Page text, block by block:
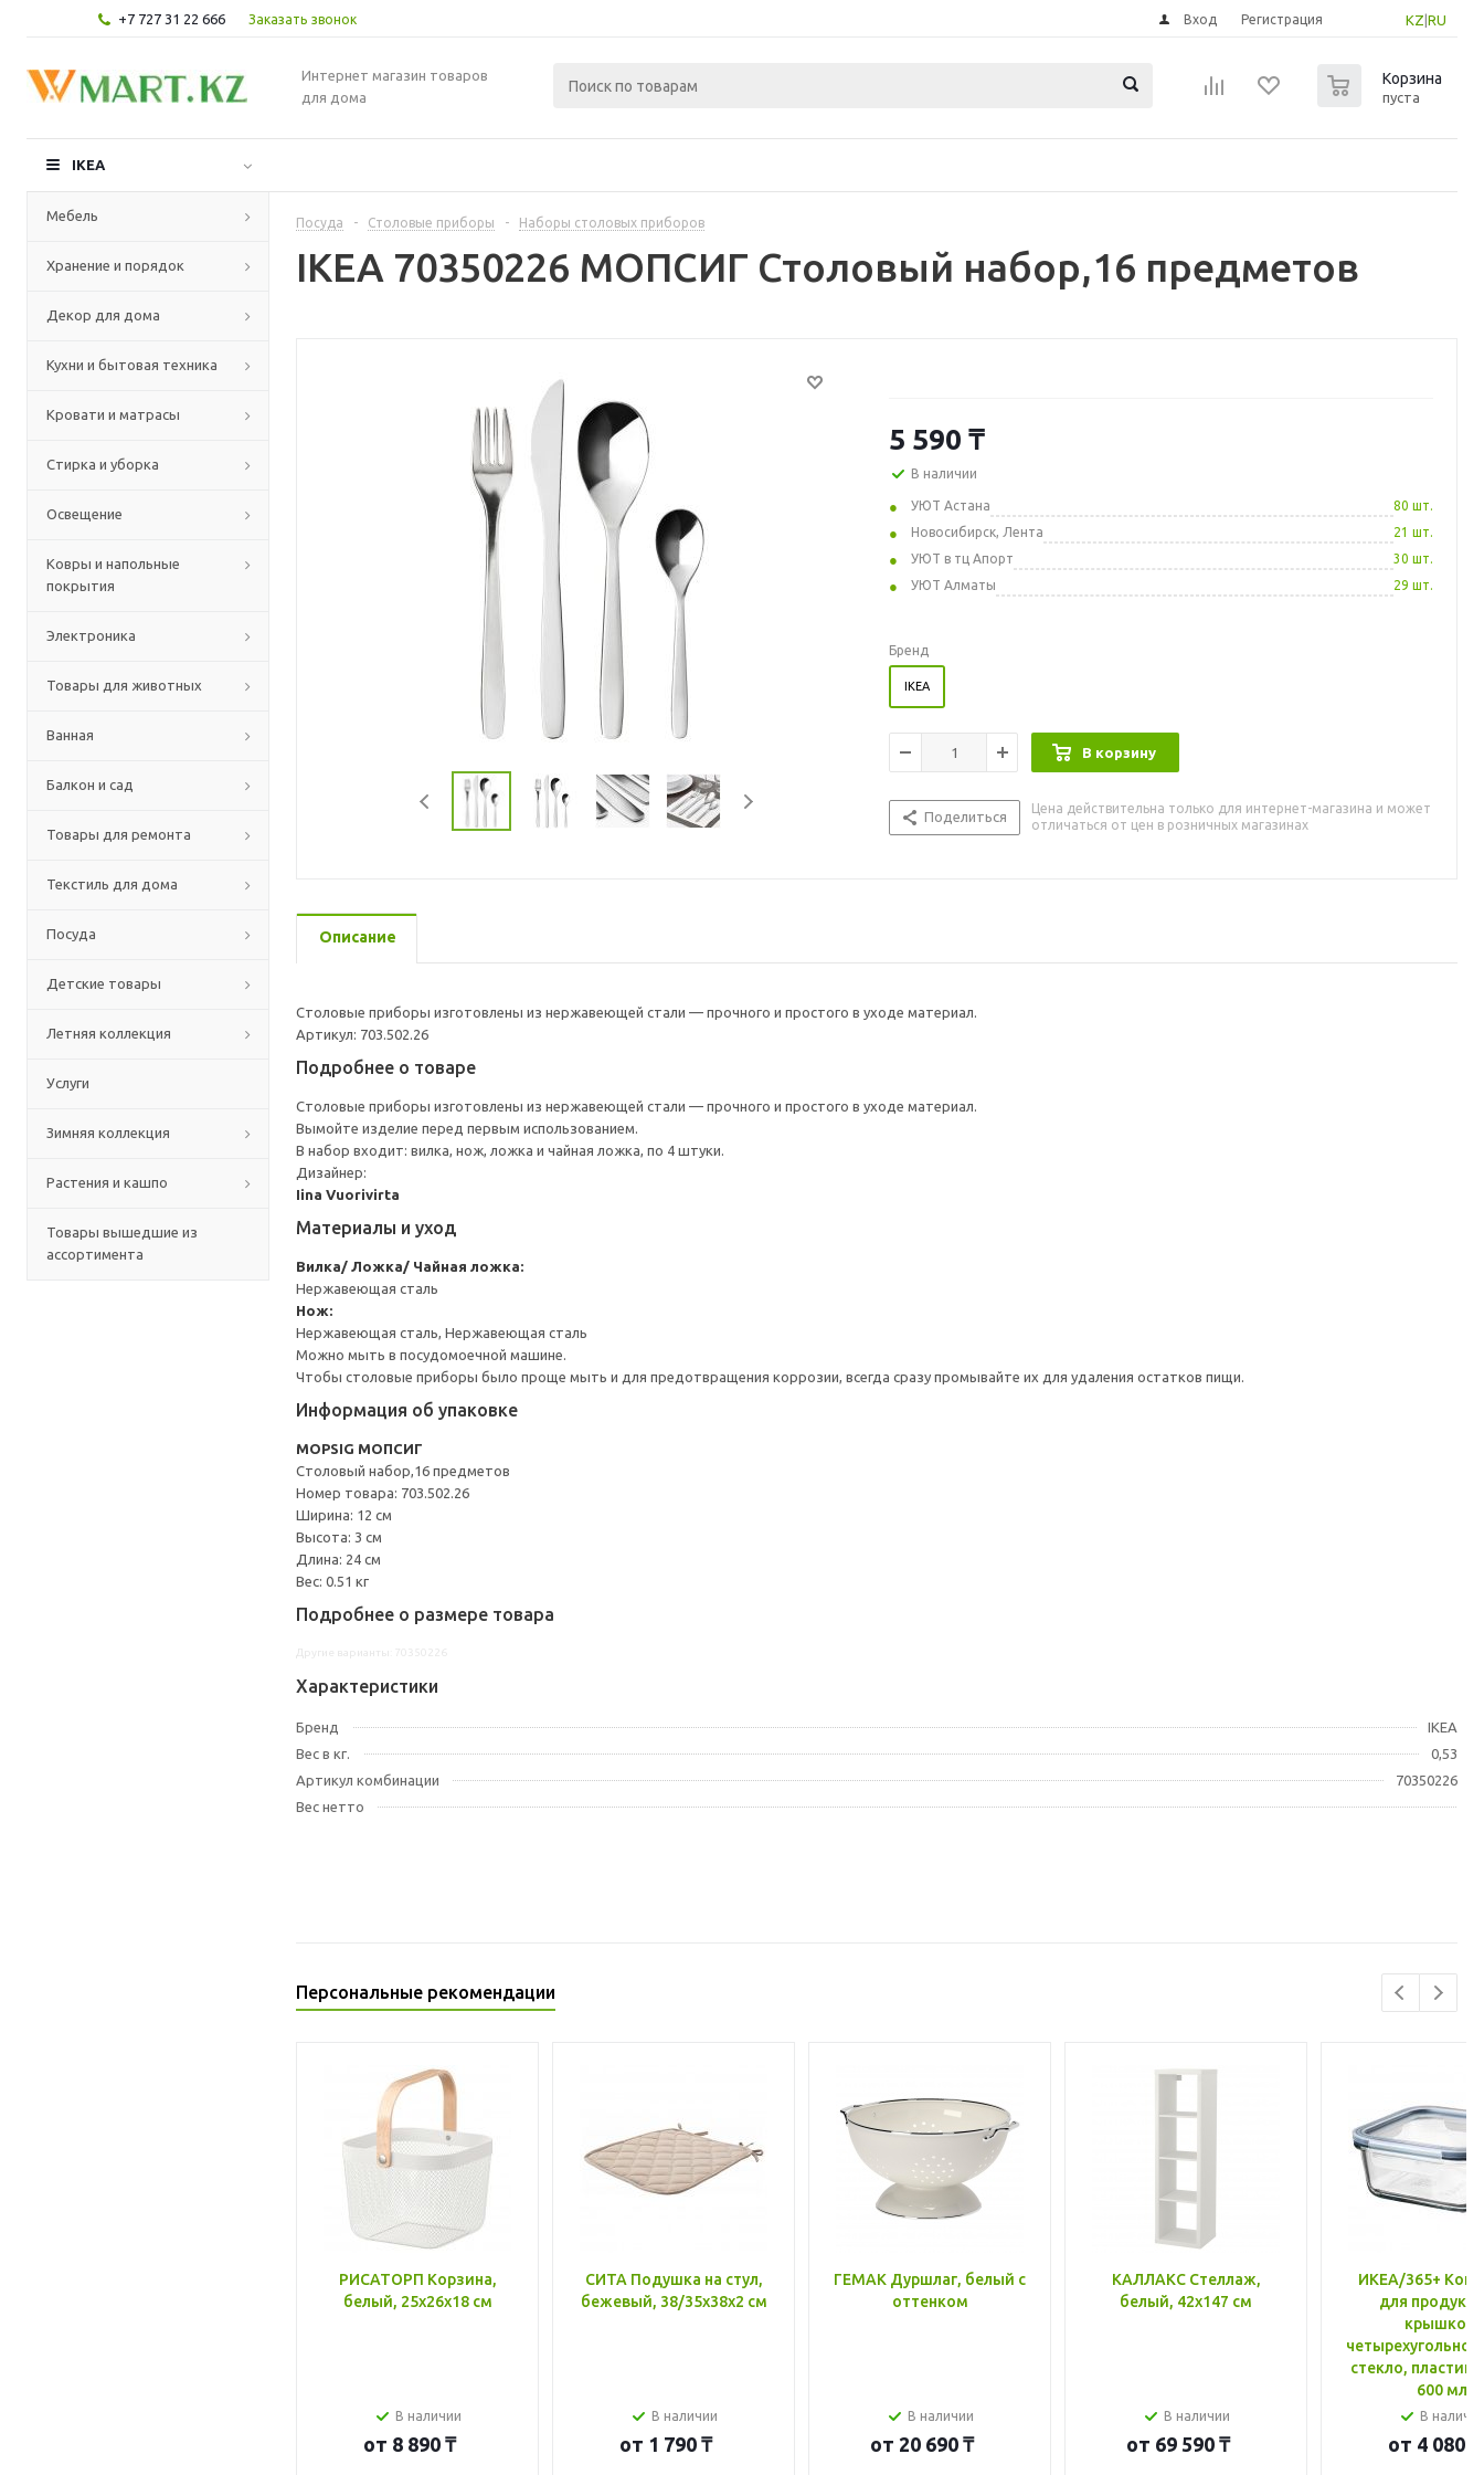
+7 727 31 22 666 Заказать звонок KZ RU
Вход Регистрация
Интернет магазин товаров
для дома
Корзина
пуста
IKEA
Мебель
Хранение и порядок
Декор для дома
Кухни и бытовая техника
Кровати и матрасы
Стирка и уборка
Освещение
Ковры и напольные
покрытия
Электроника
Товары для животных
Ванная
Балкон и сад
Товары для ремонта
Текстиль для дома
Посуда
Детские товары
Летняя коллекция
Услуги
Зимняя коллекция
Растения и кашпо
Товары вышедшие из
ассортимента
Посуда - Столовые приборы - Наборы столовых приборов
IKEA 70350226 МОПСИГ Столовый набор,16 предметов
5 590 ₸
В наличии
УЮТ Астана
80 шт.
Новосибирск, Лента
21 шт.
УЮТ в тц Апорт
30 шт.
УЮТ Алматы
29 шт.
Бренд
IKEA
В корзину
Поделиться
Цена действительна только для интернет-магазина и может
отличаться от цен в розничных магазинах
Описание
Столовые приборы изготовлены из нержавеющей стали — прочного и простого в уходе материал.
Артикул: 703.502.26
Подробнее о товаре
Столовые приборы изготовлены из нержавеющей стали — прочного и простого в уходе материал.
Вымойте изделие перед первым использованием.
В набор входит: вилка, нож, ложка и чайная ложка, по 4 штуки.
Дизайнер:
Iina Vuorivirta
Материалы и уход
Вилка/ Ложка/ Чайная ложка:
Нержавеющая сталь
Нож:
Нержавеющая сталь, Нержавеющая сталь
Можно мыть в посудомоечной машине.
Чтобы столовые приборы было проще мыть и для предотвращения коррозии, всегда сразу промывайте их для удаления остатков пищи.
Информация об упаковке
MOPSIG МОПСИГ
Столовый набор,16 предметов
Номер товара: 703.502.26
Ширина: 12 см
Высота: 3 см
Длина: 24 см
Вес: 0.51 кг
Подробнее о размере товара
Характеристики
Бренд
IKEA
Вес в кг.
0,53
Артикул комбинации
70350226
Вес нетто
Персональные рекомендации
РИСАТОРП Корзина,
белый, 25x26x18 см
В наличии
от 8 890 ₸
СИТА Подушка на стул,
бежевый, 38/35x38x2 см
В наличии
от 1 790 ₸
ГЕМАК Дуршлаг, белый с
оттенком
В наличии
от 20 690 ₸
КАЛЛАКС Стеллаж,
белый, 42x147 см
В наличии
от 69 590 ₸
ИКЕА/365+
для
крышкой,
стекло, пластик
600 мл
В
от 4 080 ₸